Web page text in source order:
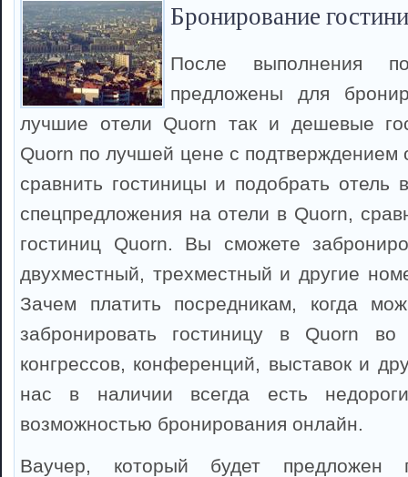
Бронирование
После выполнения
предложены для
лучшие отели Quorn так и дешевые
Quorn по лучшей цене с
сравнить гостиницы и подобрать отель
спецпредложения на отели в Quorn,
гостиниц Quorn. Вы сможете
двухместный, трехместный и другие
Зачем платить посредникам, когда
забронировать гостиницу в Quorn во
конгрессов, конференций, выставок и
нас в наличии всегда есть
возможностью бронирования онлайн.
Ваучер, который будет предложен